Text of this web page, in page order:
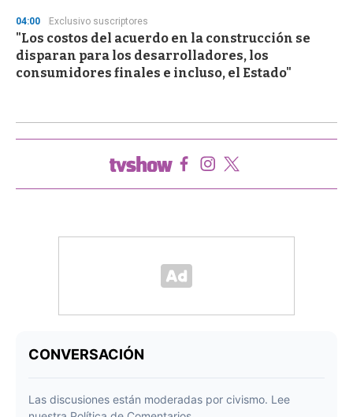
04:00 Exclusivo suscriptores
"Los costos del acuerdo en la construcción se
disparan para los desarrolladores, los
consumidores finales e incluso, el Estado"